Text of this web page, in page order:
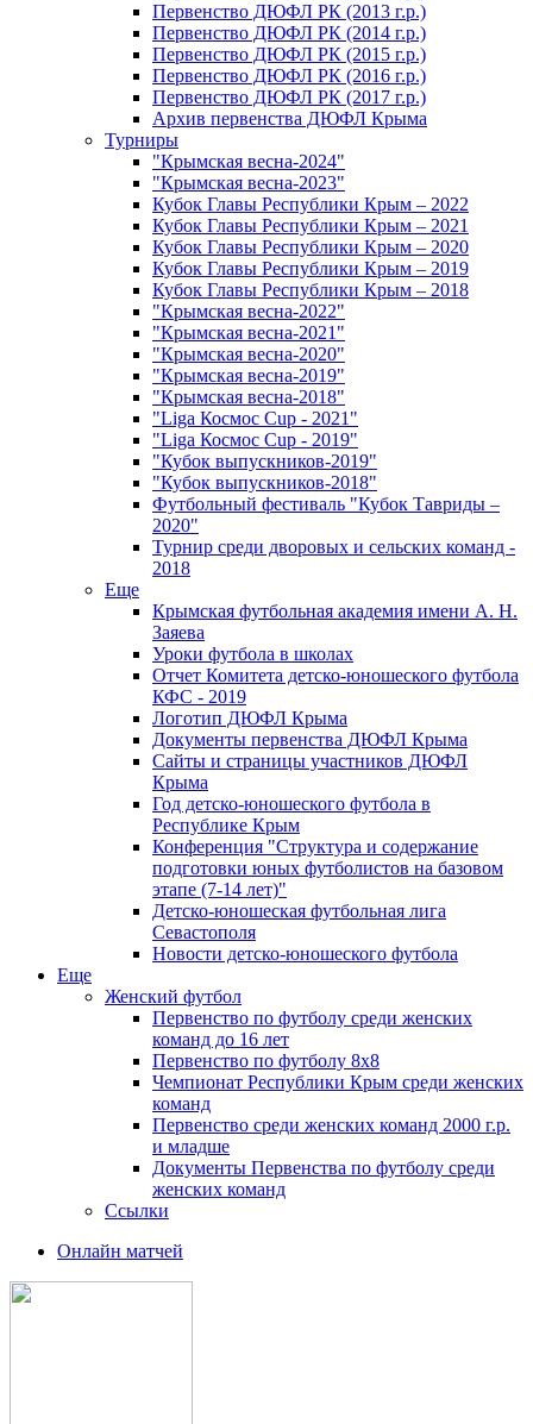
Первенство ДЮФЛ РК (2013 г.р.)
Первенство ДЮФЛ РК (2014 г.р.)
Первенство ДЮФЛ РК (2015 г.р.)
Первенство ДЮФЛ РК (2016 г.р.)
Первенство ДЮФЛ РК (2017 г.р.)
Архив первенства ДЮФЛ Крыма
Турниры
"Крымская весна-2024"
"Крымская весна-2023"
Кубок Главы Республики Крым – 2022
Кубок Главы Республики Крым – 2021
Кубок Главы Республики Крым – 2020
Кубок Главы Республики Крым – 2019
Кубок Главы Республики Крым – 2018
"Крымская весна-2022"
"Крымская весна-2021"
"Крымская весна-2020"
"Крымская весна-2019"
"Крымская весна-2018"
"Liga Космос Cup - 2021"
"Liga Космос Cup - 2019"
"Кубок выпускников-2019"
"Кубок выпускников-2018"
Футбольный фестиваль "Кубок Тавриды –
2020"
Турнир среди дворовых и сельских команд -
2018
Еще
Крымская футбольная академия имени А. Н.
Заяева
Уроки футбола в школах
Отчет Комитета детско-юношеского футбола
КФС - 2019
Логотип ДЮФЛ Крыма
Документы первенства ДЮФЛ Крыма
Сайты и страницы участников ДЮФЛ
Крыма
Год детско-юношеского футбола в
Республике Крым
Конференция "Структура и содержание
подготовки юных футболистов на базовом
этапе (7-14 лет)"
Детско-юношеская футбольная лига
Севастополя
Новости детско-юношеского футбола
Еще
Женский футбол
Первенство по футболу среди женских
команд до 16 лет
Первенство по футболу 8х8
Чемпионат Республики Крым среди женских
команд
Первенство среди женских команд 2000 г.р.
и младше
Документы Первенства по футболу среди
женских команд
Ссылки
Онлайн матчей